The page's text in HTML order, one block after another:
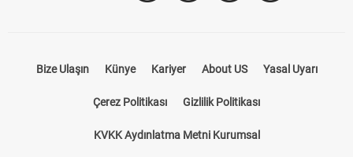
Bize Ulaşın Künye Kariyer About US Yasal Uyarı
Çerez Politikası Gizlilik Politikası
KVKK Aydınlatma Metni Kurumsal